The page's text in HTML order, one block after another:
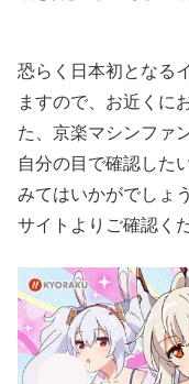
恐らく日本初となる
ますので、お近くに
た、京楽マシンファ
自分の目で確認した
みてはいかがでしょ
サイトよりご確認く